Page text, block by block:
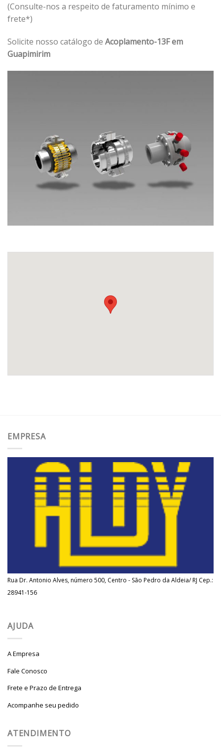
(Consulte-nos a respeito de faturamento mínimo e
frete*)
Solicite nosso catálogo de Acoplamento-13F em
Guapimirim
EMPRESA
Rua Dr. Antonio Alves, número 500, Centro - São Pedro da Aldeia/ RJ Cep.:
28941-156
AJUDA
A Empresa
Fale Conosco
Frete e Prazo de Entrega
Acompanhe seu pedido
ATENDIMENTO